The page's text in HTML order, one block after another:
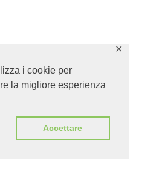
i cookie per
la migliore esperienza
Accettare
✕